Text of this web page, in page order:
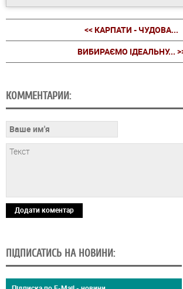
<< КАРПАТИ - ЧУДОВА...
ВИБИРАЄМО ІДЕАЛЬНУ...
КОММЕНТАРИИ:
Додати коментар
ПІДПИСАТИСЬ НА НОВИНИ: